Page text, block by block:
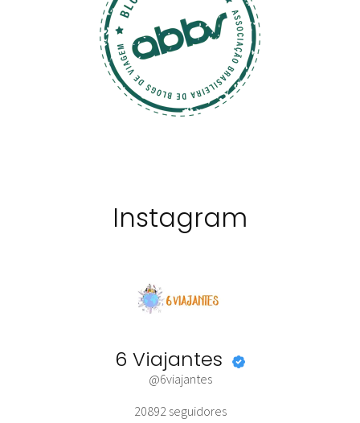
Instagram
6 Viajantes
@6viajantes
20892 seguidores